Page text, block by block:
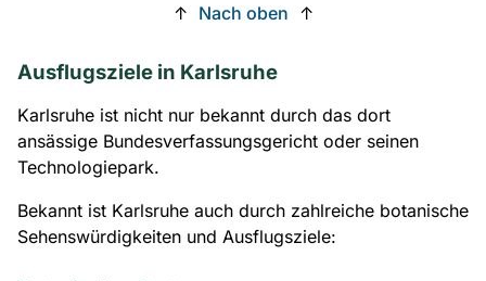
↑ Nach oben ↑
Ausflugsziele in Karlsruhe
Karlsruhe ist nicht nur bekannt durch das dort
ansässige Bundesverfassungsgericht oder seinen
Technologiepark.
Bekannt ist Karlsruhe auch durch zahlreiche botanische
Sehenswürdigkeiten und Ausflugsziele: